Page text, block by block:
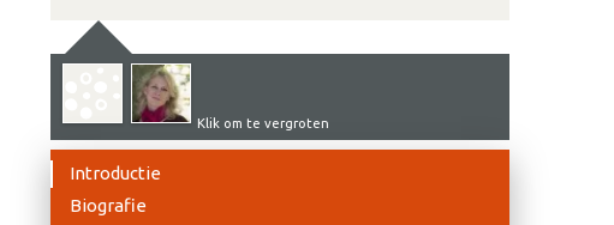
Klik om te vergroten
Introductie
Biografie